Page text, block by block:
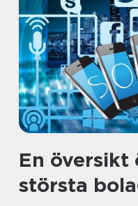
En översikt
största